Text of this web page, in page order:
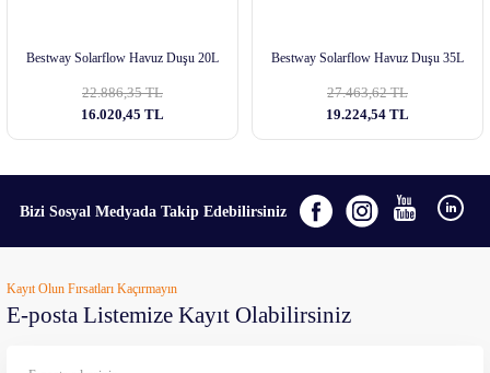
Bestway Solarflow Havuz Duşu 20L
22.886,35 TL
16.020,45 TL
Bestway Solarflow Havuz Duşu 35L
27.463,62 TL
19.224,54 TL
Bizi Sosyal Medyada Takip Edebilirsiniz
Kayıt Olun Fırsatları Kaçırmayın
E-posta Listemize Kayıt Olabilirsiniz